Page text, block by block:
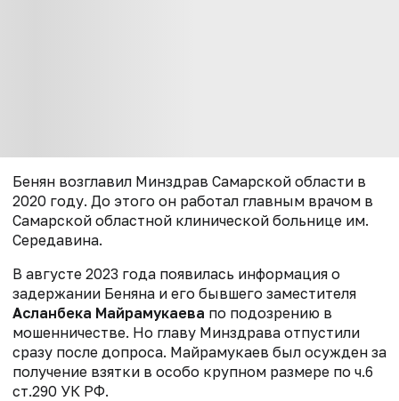
Бенян возглавил Минздрав Самарской области в
2020 году. До этого он работал главным врачом в
Самарской областной клинической больнице им.
Середавина.
В августе 2023 года появилась информация о
задержании Беняна и его бывшего заместителя
Асланбека Майрамукаева по подозрению в
мошенничестве. Но главу Минздрава отпустили
сразу после допроса. Майрамукаев был осужден за
получение взятки в особо крупном размере по ч.6
ст.290 УК РФ.